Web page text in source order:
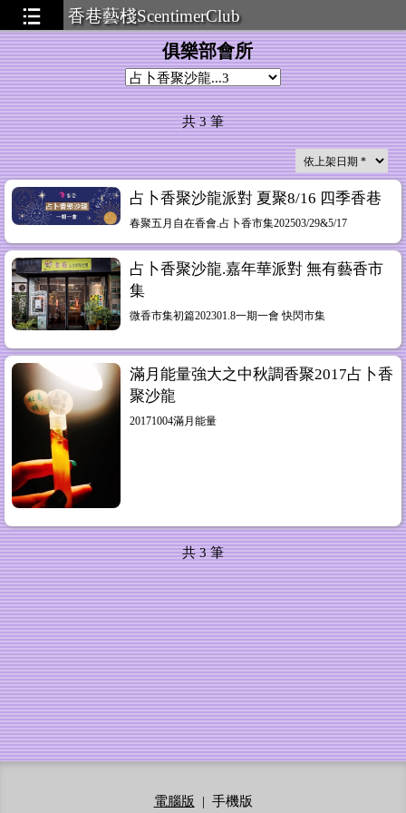
香巷藝棧ScentimerClub
俱樂部會所
共3筆
占卜香聚沙龍派對 夏聚8/16 四季香巷
春聚五月自在香會.占卜香市集202503/29&5/17
占卜香聚沙龍.嘉年華派對 無有藝香市
集
微香市集初篇202301.8一期一會 快閃市集
滿月能量強大之中秋調香聚2017占卜香
聚沙龍
20171004滿月能量
共3筆
電腦版 | 手機版